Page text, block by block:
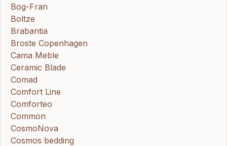
Bog-Fran
Boltze
Brabantia
Broste Copenhagen
Cama Meble
Ceramic Blade
Comad
Comfort Line
Comforteo
Common
CosmoNova
Cosmos bedding